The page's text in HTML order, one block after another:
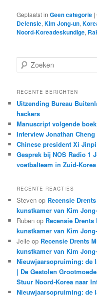
Geplaatst in Geen categorie |
Defensie,Kim Jong-un,
Noord-Koreadeskundige,
o
k
n
RECENTE BERICHTEN
Uitzending Bureau
hackers
Manuscript volgende
Interview Jonathan Cheng
Chinese president Xi
Gesprek bij NOS Radio 1
voetbalteam in Zuid-Korea
RECENTE REACTIES
Steven op Recensie
kunstkamer van Kim
Ruben op Recensie
kunstkamer van Kim
Jelle op Recensie Drents
kunstkamer van Kim
Nieuwjaarsopruiming: de
| De Gestolen
Stuur Noord-Korea naar
Nieuwjaarsopruiming: de